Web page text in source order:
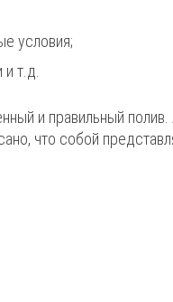
условия;
т.д.
и правильный
что собой